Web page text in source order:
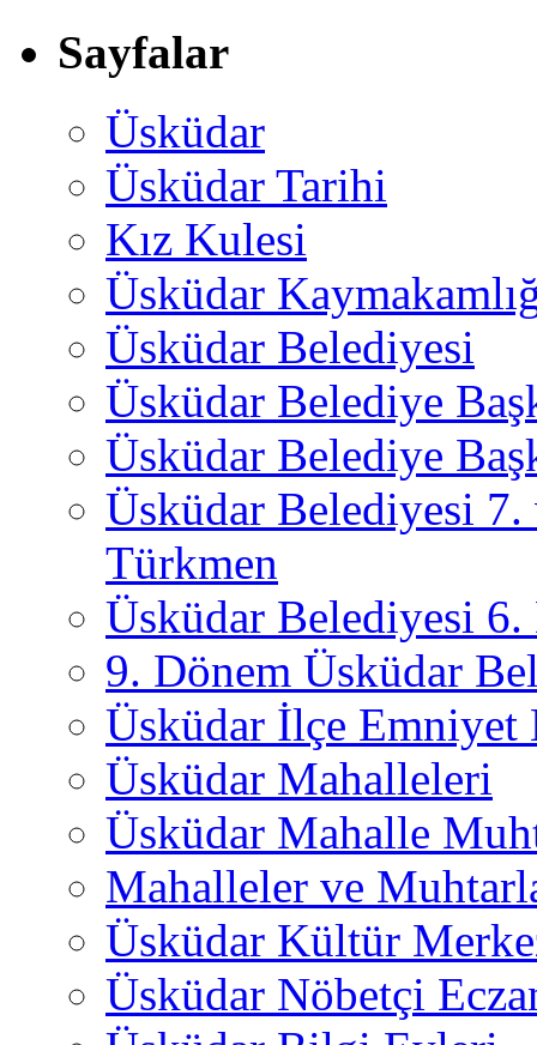
Sayfalar
Üsküdar
Üsküdar Tarihi
Kız Kulesi
Üsküdar
Üsküdar Belediyesi
Üsküdar Belediye
Üsküdar Belediye
Üsküdar Belediyesi
Türkmen
Üsküdar Belediyesi 6.
9. Dönem Üsküdar
Üsküdar İlçe
Üsküdar Mahalleleri
Üsküdar Mahalle
Mahalleler ve
Üsküdar Kültür
Üsküdar Nöbetçi